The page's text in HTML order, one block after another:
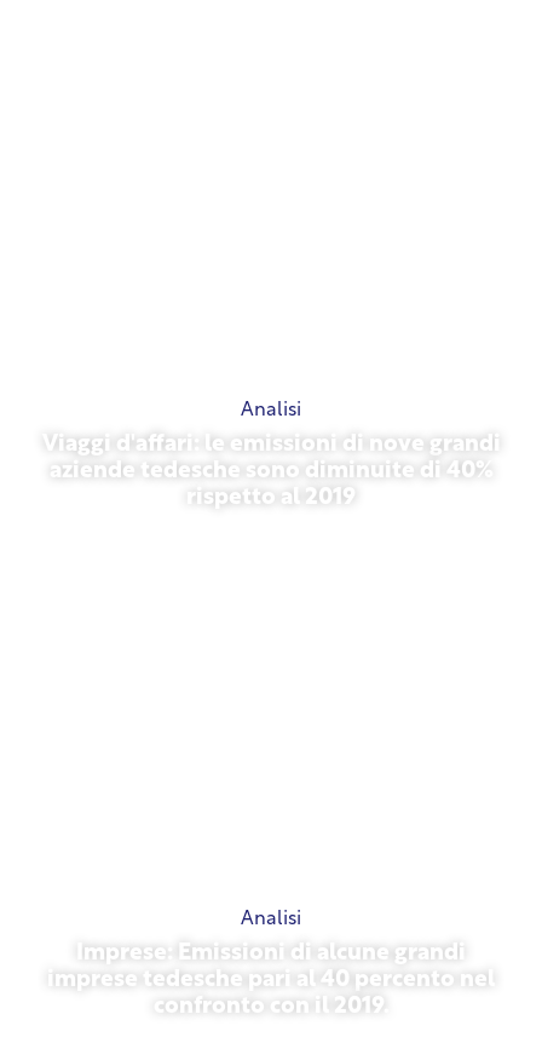
Analisi
Viaggi d'affari: le emissioni di nove grandi
aziende tedesche sono diminuite di 40%
rispetto al 2019
Analisi
Imprese: Emissioni di alcune grandi
imprese tedesche pari al 40 percento nel
confronto con il 2019.